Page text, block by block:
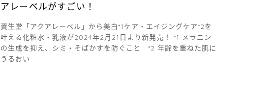
アレーベルがすごい！
資生堂「アクアレーベル」から美白*1ケア・エイジングケア*2を
叶える化粧水・乳液が2024年2月21日より新発売！ *1 メラニン
の生成を抑え、シミ・そばかすを防ぐこと *2 年齢を重ねた肌に
うるおい…